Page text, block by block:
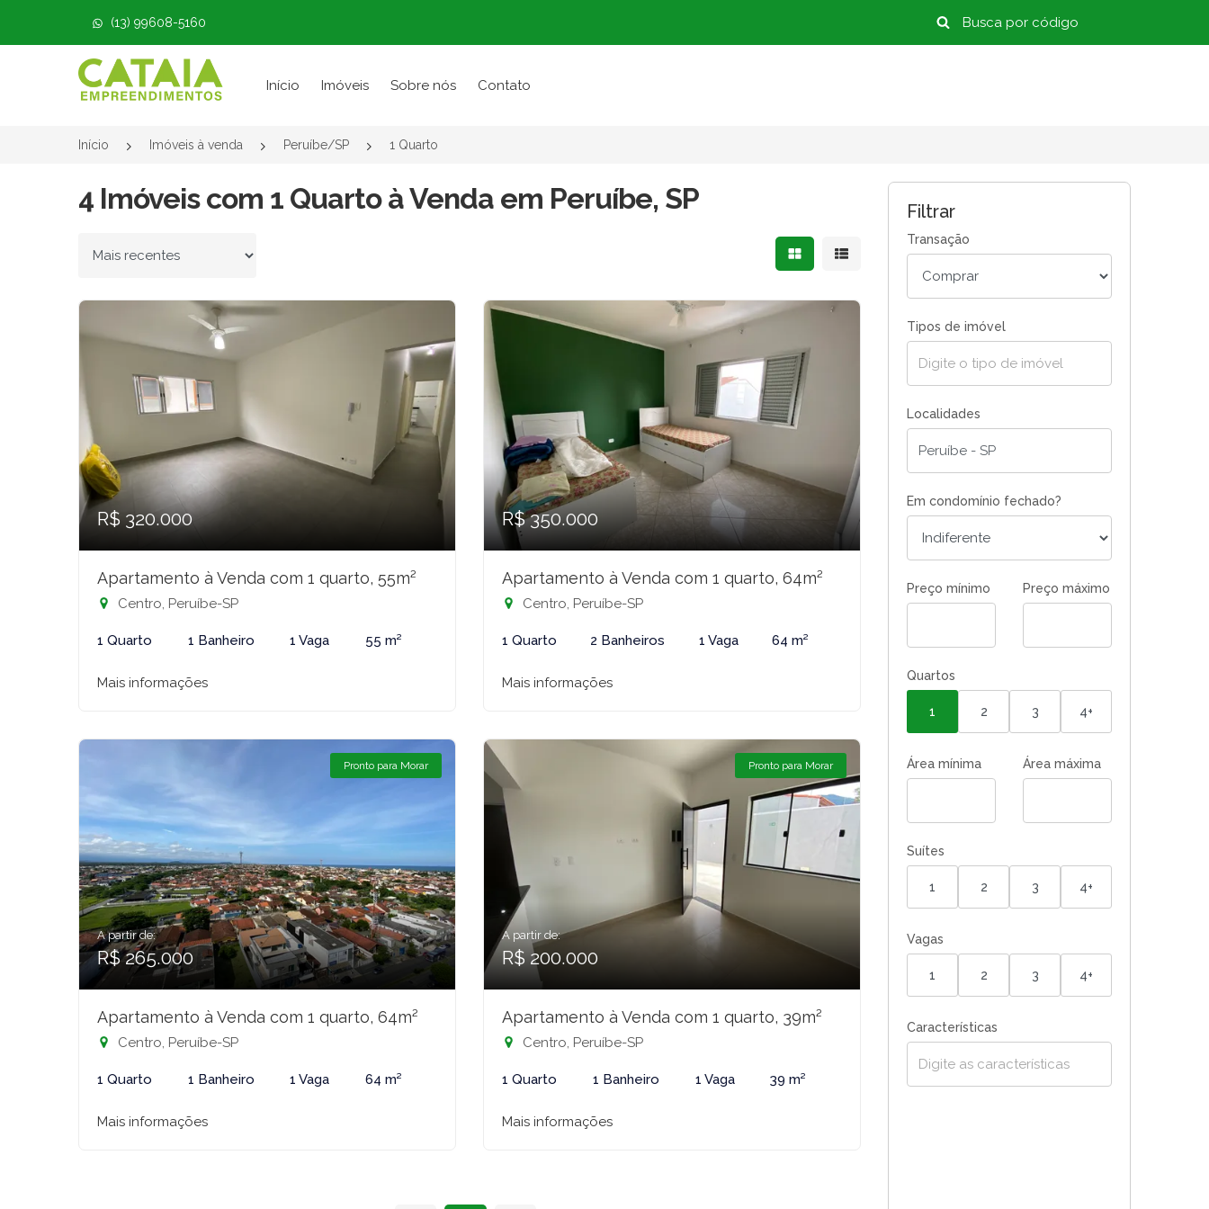
(13) 99608-5160
Página inicial
Início Imóveis Sobre nós Contato
Início Imóveis à venda Peruíbe/SP 1 Quarto
4 Imóveis com 1 Quarto à Venda em Peruíbe, SP
Ordenar por Mostrar resultados em grade
Mostrar resultados em lista
R$ 320.000
Apartamento à Venda com 1 quarto, 55m²
Centro, Peruíbe-SP
1 Quarto 1 Banheiro 1 Vaga 55 m²
Mais informações
R$ 350.000
Apartamento à Venda com 1 quarto, 64m²
Centro, Peruíbe-SP
1 Quarto 2 Banheiros 1 Vaga 64 m²
Mais informações
Pronto para Morar
A partir de:
R$ 265.000
Apartamento à Venda com 1 quarto, 64m²
Centro, Peruíbe-SP
1 Quarto 1 Banheiro 1 Vaga 64 m²
Mais informações
Pronto para Morar
A partir de:
R$ 200.000
Apartamento à Venda com 1 quarto, 39m²
Centro, Peruíbe-SP
1 Quarto 1 Banheiro 1 Vaga 39 m²
Mais informações
Filtrar
Transação
Tipos de imóvel
Localidades
Em condomínio fechado?
Preço mínimo Preço máximo
Quartos
1 2 3 4+
Área mínima Área máxima
Suítes
1 2 3 4+
Vagas
1 2 3 4+
Características